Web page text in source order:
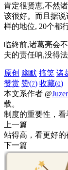
肯定很贤恵,不然
该很好。而且据
样的地位, 20个都
临終前,诸葛亮会
夫的责任呐,没得
原创 幽默 搞笑 诸
赞赏 赞(7) 收藏(0)
本文系作者 @Juzer
载。
制度的重要性，
上一篇
站得高，看更好的
下一篇